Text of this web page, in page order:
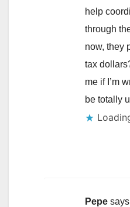
help
through
now, they
tax
me if I’m
be totally
Pepe